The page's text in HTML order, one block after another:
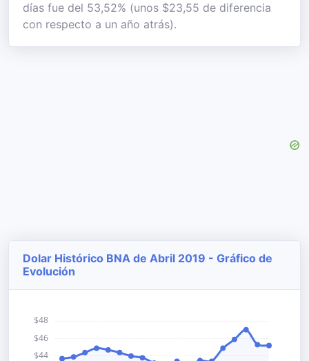
días fue del 53,52% (unos $23,55 de diferencia
con respecto a un año atrás).
Dolar Histórico BNA de Abril 2019 - Gráfico de
Evolución